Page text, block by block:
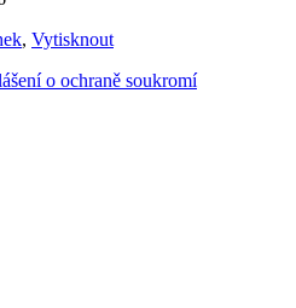
, Vytisknout
o ochraně soukromí